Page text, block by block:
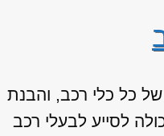
כל כלי רכב, והבנת
לסייע לבעלי רכב